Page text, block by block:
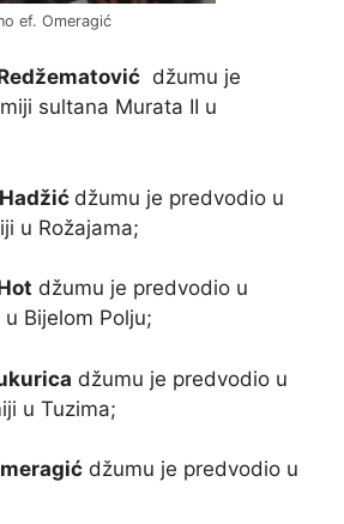
ef. Omeragić
džumu je
sultana Murata II u
džumu je predvodio u
u Rožajama;
džumu je predvodio u
Bijelom Polju;
džumu je predvodio u
u Tuzima;
džumu je predvodio u